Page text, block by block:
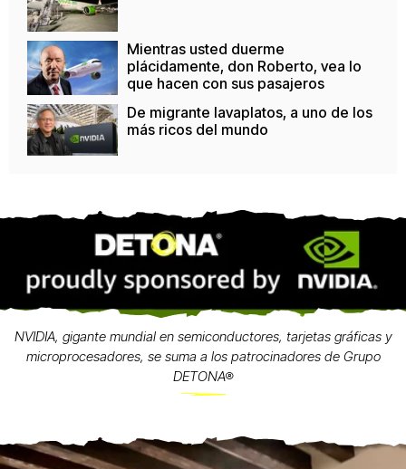
Mientras usted duerme
plácidamente, don Roberto, vea lo
que hacen con sus pasajeros
De migrante lavaplatos, a uno de los
más ricos del mundo
NVIDIA, gigante mundial en semiconductores, tarjetas gráficas y
microprocesadores, se suma a los patrocinadores de Grupo
DETONA®